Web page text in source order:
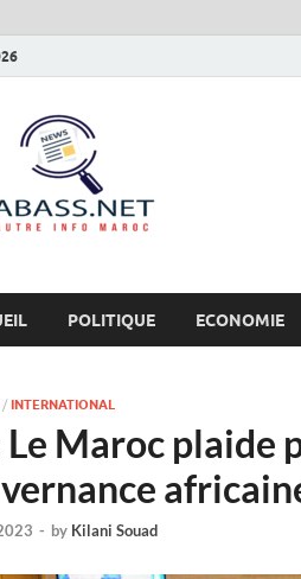
POLITIQUE ECONOMIE
/ INTERNATIONAL
Le Maroc plaide
- by Kilani Souad